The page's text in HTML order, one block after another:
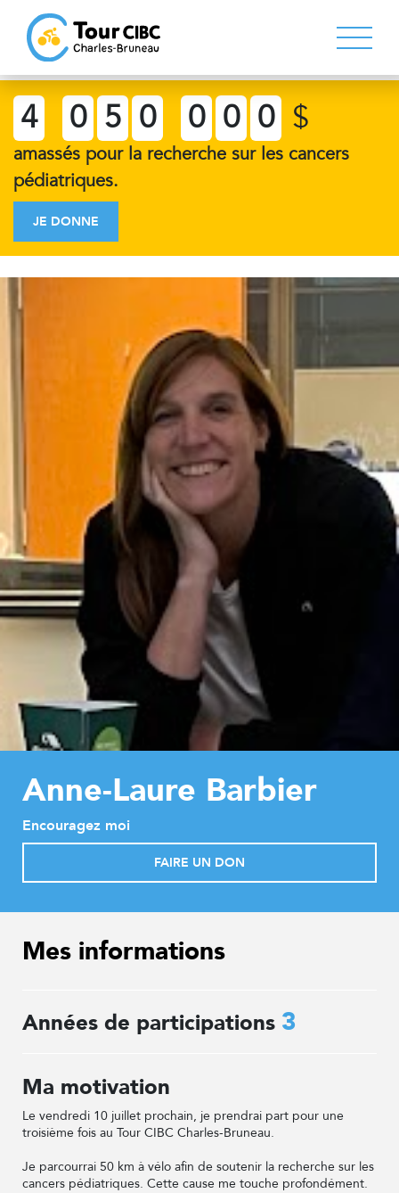
4 0 5 0 0 0 0 $
amassés pour la recherche sur les cancers
pédiatriques.
JE DONNE
Anne-Laure Barbier
Encouragez moi
FAIRE UN DON
Mes informations
Années de participations 3
Ma motivation
Le vendredi 10 juillet prochain, je prendrai part pour une
troisième fois au Tour CIBC Charles-Bruneau.
Je parcourrai 50 km à vélo afin de soutenir la recherche sur les
cancers pédiatriques. Cette cause me touche profondément.